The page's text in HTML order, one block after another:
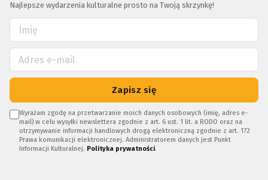
Najlepsze wydarzenia kulturalne prosto na Twoją skrzynkę!
Zapisz się
Wyrażam zgodę na przetwarzanie moich danych osobowych (imię, adres e-
mail) w celu wysyłki newslettera zgodnie z art. 6 ust. 1 lit. a RODO oraz na
otrzymywanie informacji handlowych drogą elektroniczną zgodnie z art. 172
Prawa komunikacji elektronicznej. Administratorem danych jest Punkt
Informacji Kulturalnej. Polityka prywatności.